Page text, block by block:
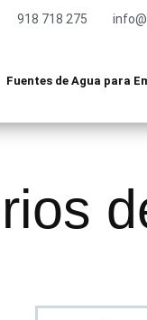
918 718 275
Fuentes de Agua para